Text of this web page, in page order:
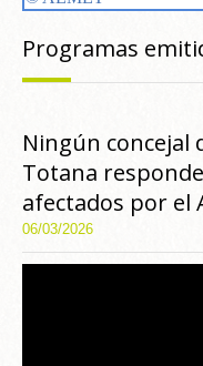
Programas
Ningún concejal
Totana
afectados por el
06/03/2026